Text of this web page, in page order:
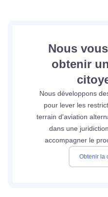
Nous
obtenir
Nous développons
pour lever les
terrain d'aviation
dans une
accompagner le
Obtenir la